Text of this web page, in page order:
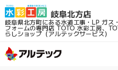
岐阜県北方町にある水道工事・LP ガス
フォームの専門店TOTO 水彩工房、
らしショップ（アルテックサービス）